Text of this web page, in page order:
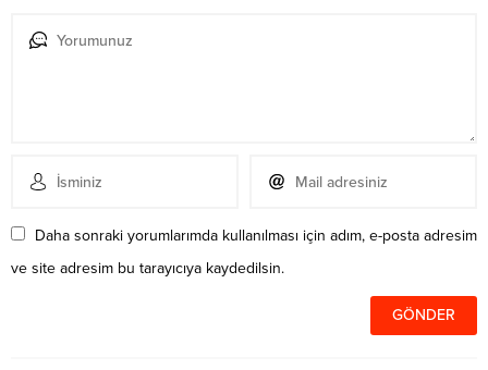
Daha sonraki yorumlarımda kullanılması için adım, e-posta adresim
ve site adresim bu tarayıcıya kaydedilsin.